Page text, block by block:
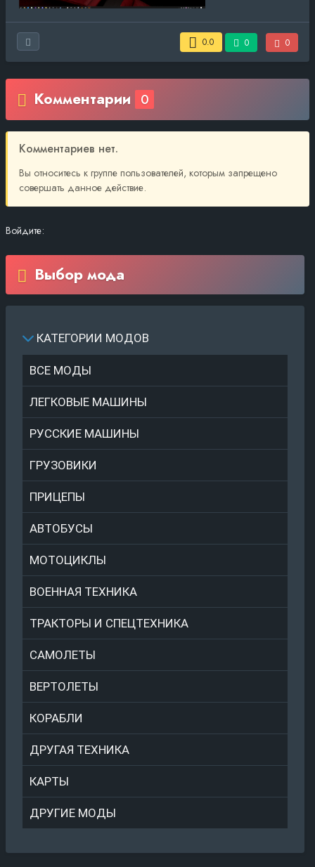
0.0 0 0
Комментарии 0
Комментариев нет.
Вы относитесь к группе пользователей, которым запрещено
совершать данное действие.
Войдите:
Выбор мода
КАТЕГОРИИ МОДОВ
ВСЕ МОДЫ
ЛЕГКОВЫЕ МАШИНЫ
РУССКИЕ МАШИНЫ
ГРУЗОВИКИ
ПРИЦЕПЫ
АВТОБУСЫ
МОТОЦИКЛЫ
ВОЕННАЯ ТЕХНИКА
ТРАКТОРЫ И СПЕЦТЕХНИКА
САМОЛЕТЫ
ВЕРТОЛЕТЫ
КОРАБЛИ
ДРУГАЯ ТЕХНИКА
КАРТЫ
ДРУГИЕ МОДЫ